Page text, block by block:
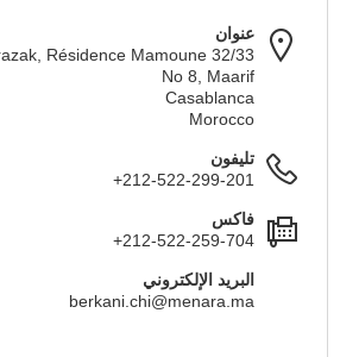
عنوان
32/33 Rue Ali Ben Abderrazak, Résidence Mamoune,
No 8, Maarif
Casablanca
Morocco
تليفون
+212-522-299-201
فاكس
+212-522-259-704
البريد الإلكتروني
berkani.chi@menara.ma